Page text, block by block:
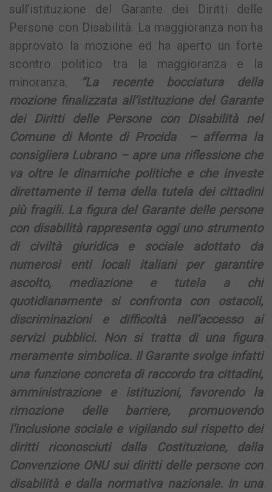
sull’istituzione del Garante dei Diritti delle
Persone con Disabilità. La maggioranza non ha
approvato la mozione ed ha aperto un forte
scontro politico tra la maggioranza e la
minoranza.
“La recente bocciatura della
mozione finalizzata all’istituzione del Garante
dei Diritti delle Persone con Disabilità nel
Comune di Monte di Procida – afferma la
consigliera Lubrano – apre una riflessione che
va oltre le dinamiche politiche e che investe
direttamente il tema della tutela dei cittadini
più fragili. La figura del Garante delle persone
con disabilità rappresenta oggi uno strumento
di civiltà giuridica e sociale adottato da
numerosi enti locali italiani per garantire
ascolto, mediazione e tutela a chi
quotidianamente si confronta con ostacoli,
discriminazioni e difficoltà nell’accesso ai
servizi pubblici. Non si tratta di una figura
meramente simbolica. Il Garante svolge infatti
una funzione concreta di raccordo tra cittadini,
amministrazione e istituzioni, favorendo la
rimozione delle barriere, promuovendo
l’inclusione sociale e vigilando sul rispetto dei
diritti riconosciuti dalla Costituzione, dalla
Convenzione ONU sui diritti delle persone con
disabilità e dalla normativa nazionale. In una